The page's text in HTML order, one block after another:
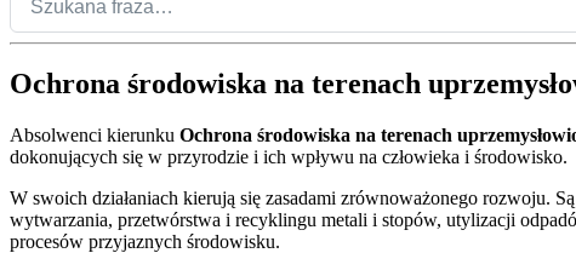
Ochrona środowiska na terenach
Absolwenci kierunku Ochrona środowiska na terenach
dokonujących się w przyrodzie i ich wpływu na człowieka i środowisko.
W swoich działaniach kierują się zasadami zrównoważonego rozwoju.
wytwarzania, przetwórstwa i recyklingu metali i stopów, utylizacji
procesów przyjaznych środowisku.